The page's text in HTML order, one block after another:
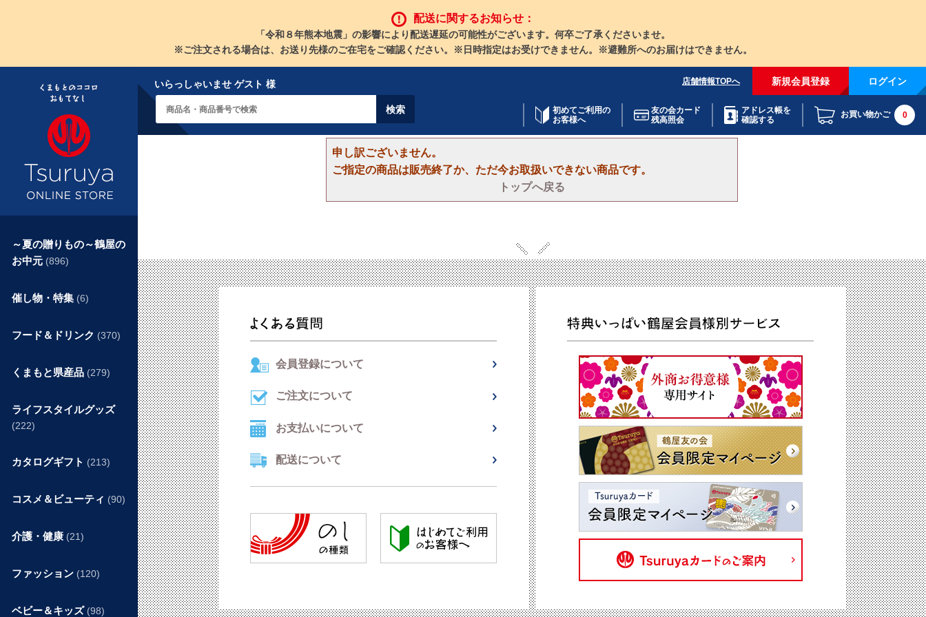
配送に関するお知らせ：
「令和８年熊本地震」の影響により配送遅延の可能性がございます。何卒ご了承くださいませ。
※ご注文される場合は、お送り先様のご在宅をご確認ください。※日時指定はお受けできません。※避難所へのお届けはできません。
いらっしゃいませ ゲスト 様 店舗情報TOPへ 新規会員登録 ログイン
初めてご利用の
お客様へ
友の会カード
残高照会
アドレス帳を
確認する
お買い物かご 0
申し訳ございません。
ご指定の商品は販売終了か、ただ今お取扱いできない商品です。
トップへ戻る
～夏の贈りもの～鶴屋の
お中元 (896)
催し物・特集 (6)
フード＆ドリンク (370)
くまもと県産品 (279)
ライフスタイルグッズ
(222)
カタログギフト (213)
コスメ＆ビューティ (90)
介護・健康 (21)
ファッション (120)
ベビー＆キッズ (98)
会員登録について
ご注文について
お支払いについて
配送について